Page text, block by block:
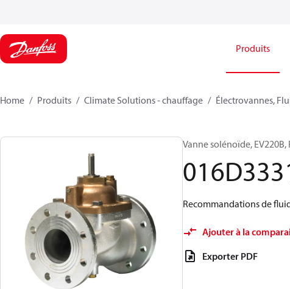
Produits
Home Produits Climate Solutions - chauffage Électrovannes,
Vanne solénoïde, EV220B,
Recommandations de
Ajouter à la
Exporter PDF